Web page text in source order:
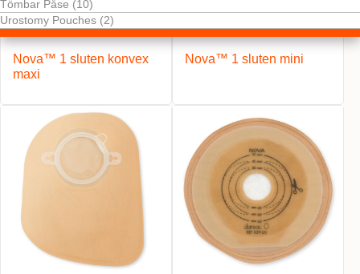
Tömbar Påse (10)
Urostomy Pouches (2)
Nova™ 1 sluten konvex
maxi
Nova™ 1 sluten mini